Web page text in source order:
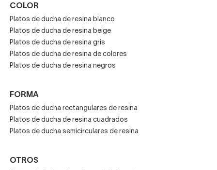
COLOR
Platos de ducha de resina blanco
Platos de ducha de resina beige
Platos de ducha de resina gris
Platos de ducha de resina de colores
Platos de ducha de resina negros
FORMA
Platos de ducha rectangulares de resina
Platos de ducha de resina cuadrados
Platos de ducha semicirculares de resina
OTROS